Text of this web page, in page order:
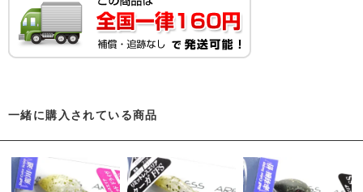
一緒に購入されている商品